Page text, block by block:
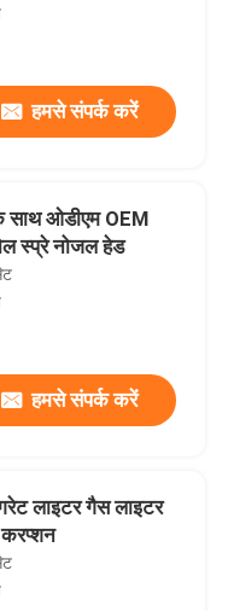
हमसे संपर्क करें
साथ ओडीएम OEM
स्प्रे नोजल हेड
हमसे संपर्क करें
लाइटर गैस लाइटर
करप्शन